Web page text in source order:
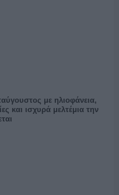
με ηλιοφάνεια,
και ισχυρά μελτέμια την